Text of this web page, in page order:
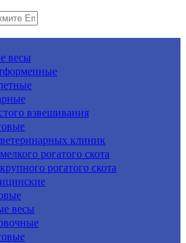
весы
взвешивания
клиник
рогатого скота
рогатого скота
весы